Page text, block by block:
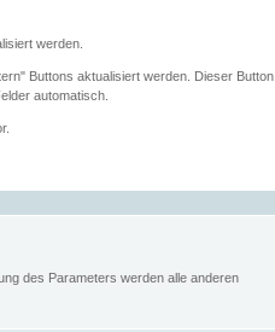
werden.
Buttons aktualisiert werden. Dieser Button
automatisch.
des Parameters werden alle anderen